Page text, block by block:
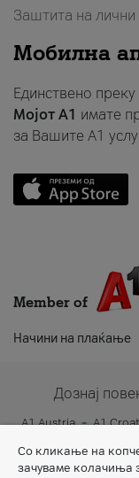
Заштита на
Мобилна
Единствено
Мојот A1 имате
за Вашите A1
Member of
Начини на плаќање
Дознај
A1 Austria A1
Со кликање на
зачуваме колачиња